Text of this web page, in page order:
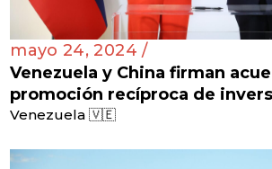
mayo 24, 2024 /
Venezuela y China firman
promoción recíproca de
Venezuela 🇻🇪